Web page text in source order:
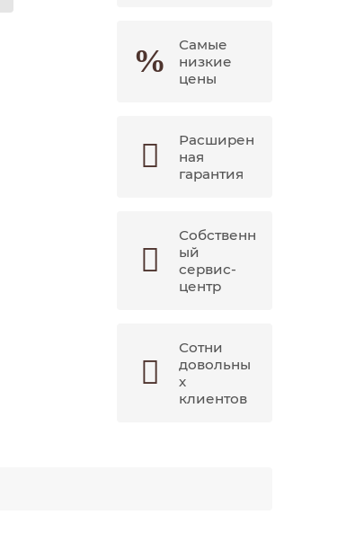
Самые
низкие
цены
Расширен
ная
гарантия
Собственн
ый
сервис-
центр
Сотни
довольны
х
клиентов